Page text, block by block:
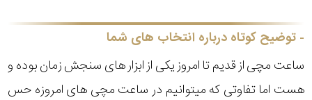
توضیح کوتاه درباره انتخاب های شما
ساعت مچی از قدیم تا امروز یکی از ابزار های سنجش زمان بوده و
هست اما تفاوتی که میتوانیم در ساعت مچی های امروزه حس